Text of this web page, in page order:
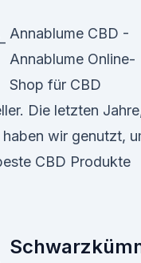
Annablume CBD -
Annablume Online-
Shop für CBD
Die letzten
wir genutzt,
CBD Produkte